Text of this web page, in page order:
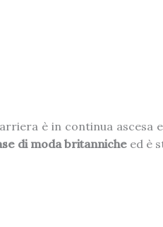
è in continua
di moda britanniche ed è